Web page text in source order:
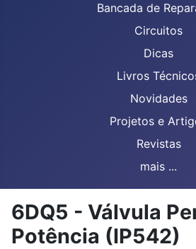
Bancada de
Circuitos
Dicas
Livros
Novidades
Projetos e
Revistas
mais ...
6DQ5 - Válvula
Potência (IP542)